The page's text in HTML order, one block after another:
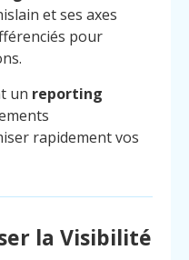
et ses axes
pour
un reporting
rapidement vos
la Visibilité